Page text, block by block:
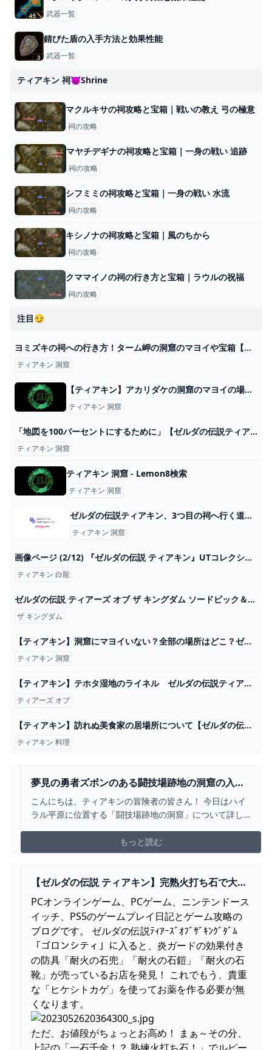
武器一覧
錆びた盾の入手方法と効果性能
武器一覧
ティアキン 祠😈shrine
マクルキサの祠攻略と宝箱｜戦いの教え 弓の極意
祠の攻略
マヤチデギナの祠攻略と宝箱｜一身の戦い 追跡
祠の攻略
シフミミの祠攻略と宝箱｜一身の戦い 水流
祠の攻略
キシノナの祠攻略と宝箱｜風のちから
祠の攻略
クママイノの祠の行き方と宝箱｜ラウルの祝福
祠の攻略
注目😏
ヨミズキの祠への行き方！ターム岬の洞窟のマヨイや宝箱【ティアキン】 とあるゲームブログの軌跡
ティアキン 洞窟
【ティアキン】アカリダケの洞窟のマヨイの場所と行き方【ゼルダの伝説ティアーズオブザキングダム】｜ゲームエイト
ティアキン 洞窟
「地図を100パーセントにするために」【ゼルダの伝説ティアキン 】橋・樹海・採掘場の一覧 PERの部屋
ティアキン 洞窟
ティアキン 洞窟 - Lemon8検索
ティアキン 洞窟
ゼルダの伝説ティアキン、3つ目の祠へ行く道中で立ち往生しております。 -... - Yahoo!知恵袋
ティアキン 洞窟
画像ページ (2/12) 『ゼルダの伝説 ティアキン』UTコレクションが発売中、ラインアップ一挙紹介。白龍の瞳から落ちる泪が印象的 ゲーム・エンタメ最新情報のファミ通.com
ティアキン 白龍
ゼルダの伝説 ティアーズ オブ ザ キングダム ソードピック＆グミ｜発売日：2023年5月15日｜バンダイ キャンディ公式サイト
ザ キングダム
【ティアキン】洞窟にマヨイいない？全部の場所はどこ？ゼルダの伝説 ティアーズ オブ ザ キングダム 令和の知恵袋
ティアキン 洞窟
【ティアキン】テホタ湿地のライネル ゼルダの伝説ティアーズオブ ザキングダム #ゼルダの伝説 #ティアキン #zelda #shorts - YouTube
ティアーズ オブ
【ティアキン】訪れぬ美食家の居場所について【ゼルダの伝説ティアーズオブザキングダム】
ティアキン 料理
夢見の勇者ズボンのある闘技場跡地の洞窟の入り
方は？【ティアキン攻略】 とあるゲームブログの
軌跡
こんにちは、ティアキンの冒険者の皆さん！ 今日はハイ
ラル平原に位置する「闘技場跡地の洞窟」について詳し
ムダの財宝夢見の勇者服2」の攻略場所でもあり、夢見の
勇者ズボンが手に入る非常に興味深い
もっと読む
【ゼルダの伝説 ティアキン】完熟火打ち石で大儲
け！と、炎無効にもなる「耐火の石鎧」シリーズ -
狩人と猫のぶるぷろ冒険日誌
PCオンラインゲーム、PCゲーム、ニンテンドース
イッチ、PS5のゲームプレイ日記とゲーム攻略の
ブログです。 ゼルダの伝説ﾃｨｱｰｽﾞｵﾌﾞｻﾞｷﾝｸﾞﾀﾞﾑ
「ゴロンシティ」に入ると、炎ガードの効果付き
の防具「耐火の石兜」「耐火の石鎧」「耐火の石
靴」が売っているお店を発見！ これでもう、貴重
な「ヒケシトカゲ」を使ってお薬を作る必要が無
くなります。
ただ、お値段がちょっとお高め！ まぁ～その分、